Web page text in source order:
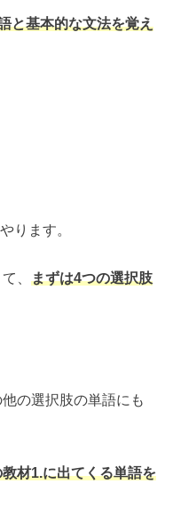
と基本的な文法を覚え
ります。
て、まずは4つの選択肢
の選択肢の単語にも
材1.に出てくる単語を